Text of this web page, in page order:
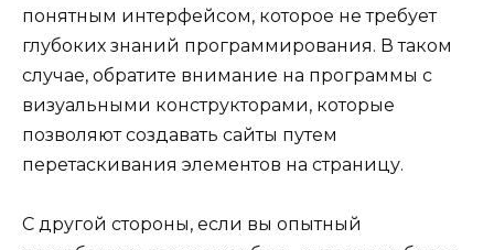
понятным интерфейсом, которое не требует
глубоких знаний программирования. В таком
случае, обратите внимание на программы с
визуальными конструкторами, которые
позволяют создавать сайты путем
перетаскивания элементов на страницу.
С другой стороны, если вы опытный